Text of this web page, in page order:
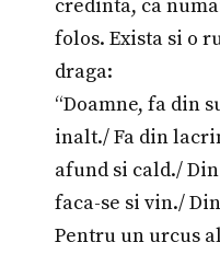
credinta, ca
folos. Exista si o
draga:
“Doamne, fa din
inalt./ Fa din
afund si cald./
faca-se si vin./
Pentru un urcus